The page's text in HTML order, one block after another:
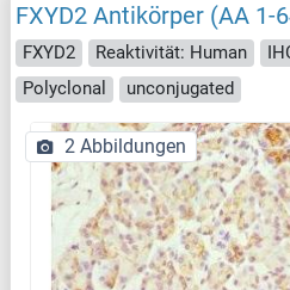
FXYD2 Antikörper (AA 1-
FXYD2 Reaktivität: Human
Polyclonal
unconjugated
2 Abbildungen